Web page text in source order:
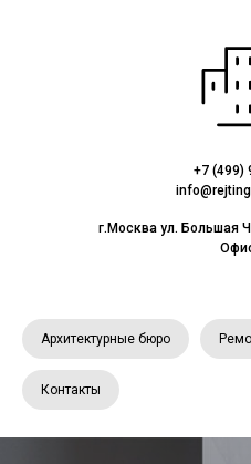
+7 (499)
г.Москва ул. Большая
Архитектурные бюро
Контакты